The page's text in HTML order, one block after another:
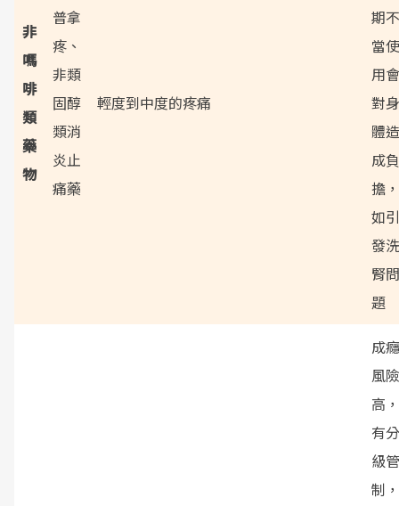
非
嗎
啡
類
藥
物
普拿
疼、
非類
固醇
類消
炎止
痛藥
輕度到中度的疼痛
期不
當使
用會
對身
體造
成負
擔，
如引
發洗
腎問
題
成癮
風險
高，
有分
級管
制，